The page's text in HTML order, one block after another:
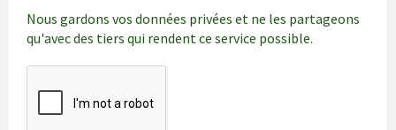
Nous gardons vos données privées et ne les partageons
qu'avec des tiers qui rendent ce service possible.